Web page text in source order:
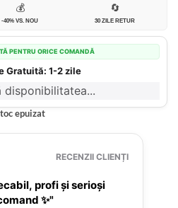
💰
-40% VS. NOU
🔄
30 ZILE RETUR
PENTRU ORICE COMANDĂ
Gratuită: 1-2 zile
disponibilitatea...
epuizat
RECENZII CLIENȚI
profi și serioși
✨"